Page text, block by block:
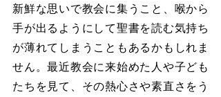
新鮮な思いで教会に集うこと、喉から
手が出るようにして聖書を読む気持ち
が薄れてしまうこともあるかもしれま
せん。最近教会に来始めた人や子ども
たちを見て、その熱心さや素直さをう